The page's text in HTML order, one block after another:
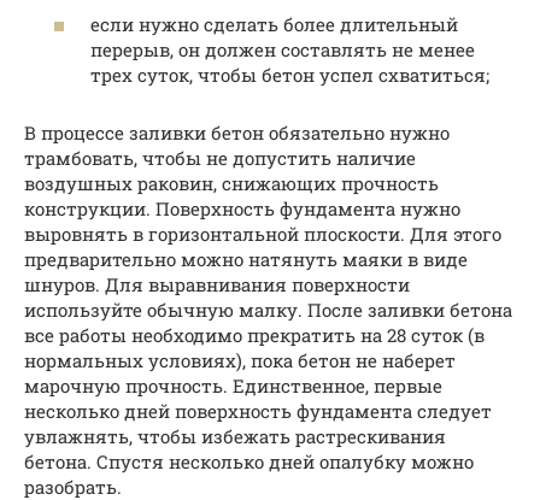
если нужно сделать более длительный
перерыв, он должен составлять не менее
трех суток, чтобы бетон успел схватиться;
В процессе заливки бетон обязательно нужно
трамбовать, чтобы не допустить наличие
воздушных раковин, снижающих прочность
конструкции. Поверхность фундамента нужно
выровнять в горизонтальной плоскости. Для этого
предварительно можно натянуть маяки в виде
шнуров. Для выравнивания поверхности
используйте обычную малку. После заливки бетона
все работы необходимо прекратить на 28 суток (в
нормальных условиях), пока бетон не наберет
марочную прочность. Единственное, первые
несколько дней поверхность фундамента следует
увлажнять, чтобы избежать растрескивания
бетона. Спустя несколько дней опалубку можно
разобрать.